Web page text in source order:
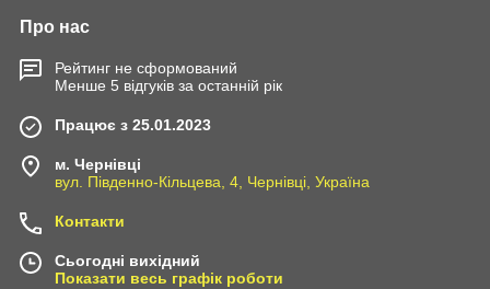
Про нас
Рейтинг не сформований
Менше 5 відгуків за останній рік
Працює з 25.01.2023
м. Чернівці
вул. Південно-Кільцева, 4, Чернівці, Україна
Контакти
Сьогодні вихідний
Показати весь графік роботи